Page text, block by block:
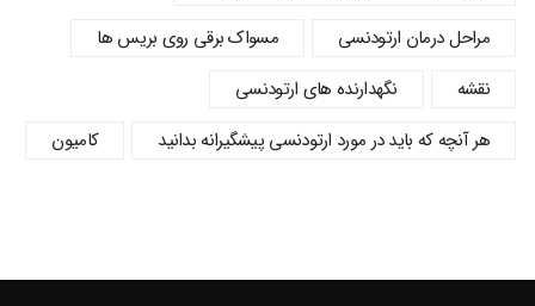
مراحل درمان ارتودنسی
مسواک برقی روی بریس ها
نقشه
نگهدارنده های ارتودنسی
هر آنچه که باید در مورد ارتودنسی پیشگیرانه بدانید
کامیون